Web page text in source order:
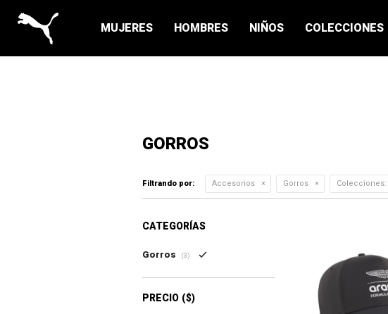
MUJERES HOMBRES NIÑOS COLECCIONES
GORROS
Filtrando por: Accesorios Gorros Colecciones:
CATEGORÍAS
Gorros (3)
PRECIO ($)